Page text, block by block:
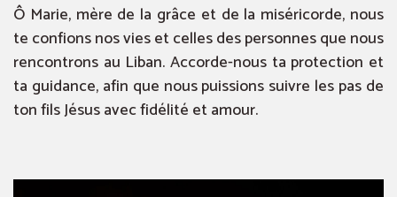
Ô Marie, mère de la grâce et de la miséricorde, nous
te confions nos vies et celles des personnes que nous
rencontrons au Liban. Accorde-nous ta protection et
ta guidance, afin que nous puissions suivre les pas de
ton fils Jésus avec fidélité et amour.